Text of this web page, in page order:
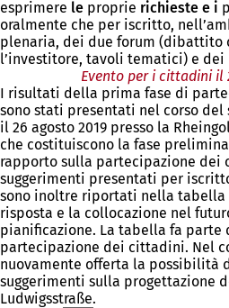
esprimere le proprie richieste e i
oralmente che per iscritto,
plenaria, dei due forum (dibattito
l’investitore, tavoli tematici) e dei
Evento per i cittadini il
I risultati della prima fase di
sono stati presentati nel corso del
il 26 agosto 2019 presso la
che costituiscono la fase
rapporto sulla partecipazione dei
suggerimenti presentati per
sono inoltre riportati nella tabella
risposta e la collocazione nel
pianificazione. La tabella fa parte
partecipazione dei cittadini. Nel
nuovamente offerta la possibilità
suggerimenti sulla progettazione
Ludwigsstraße.